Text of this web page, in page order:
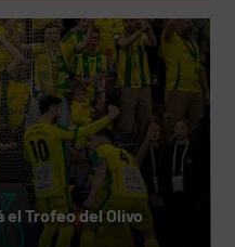
Trofeo del Olivo